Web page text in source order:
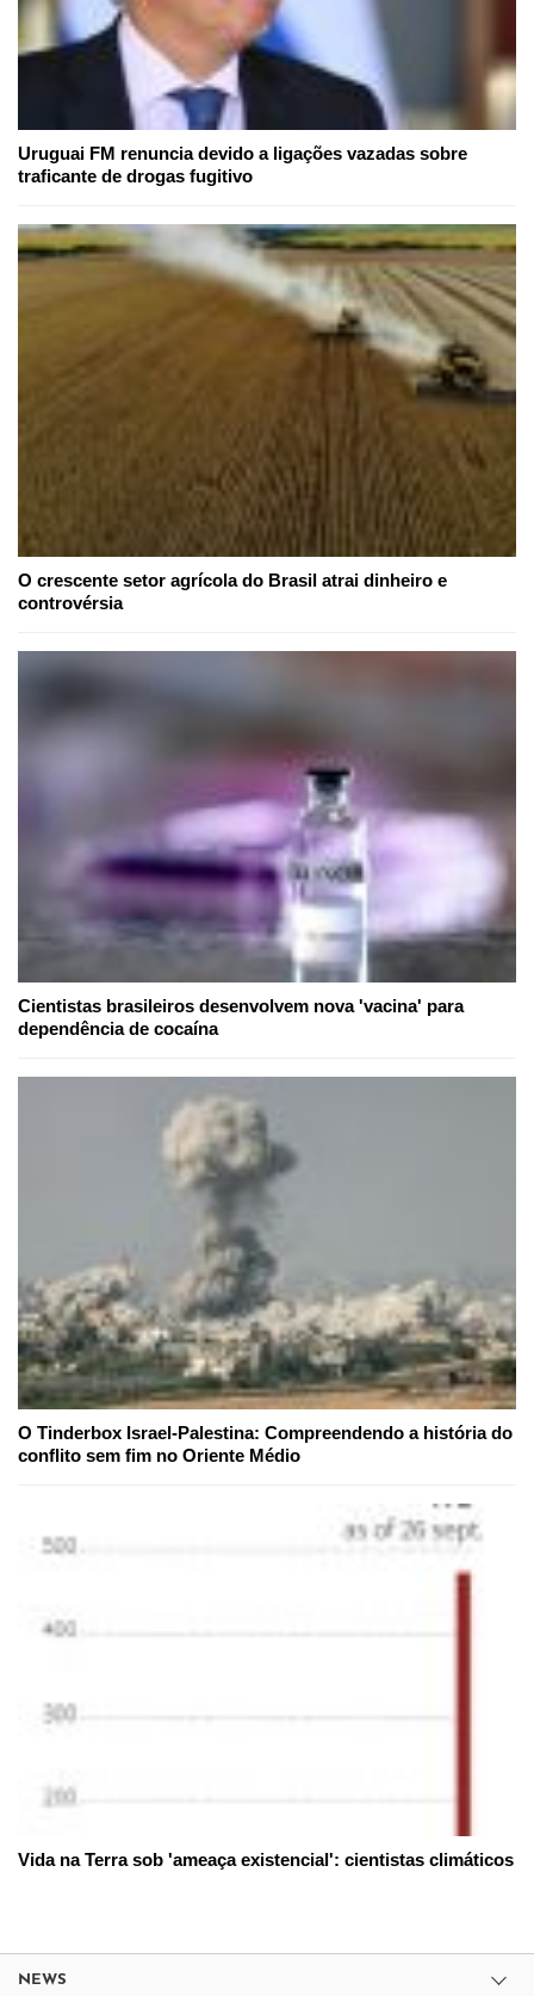
Uruguai FM renuncia devido a ligações vazadas sobre
traficante de drogas fugitivo
O crescente setor agrícola do Brasil atrai dinheiro e
controvérsia
Cientistas brasileiros desenvolvem nova 'vacina' para
dependência de cocaína
O Tinderbox Israel-Palestina: Compreendendo a história do
conflito sem fim no Oriente Médio
Vida na Terra sob 'ameaça existencial': cientistas climáticos
NEWS